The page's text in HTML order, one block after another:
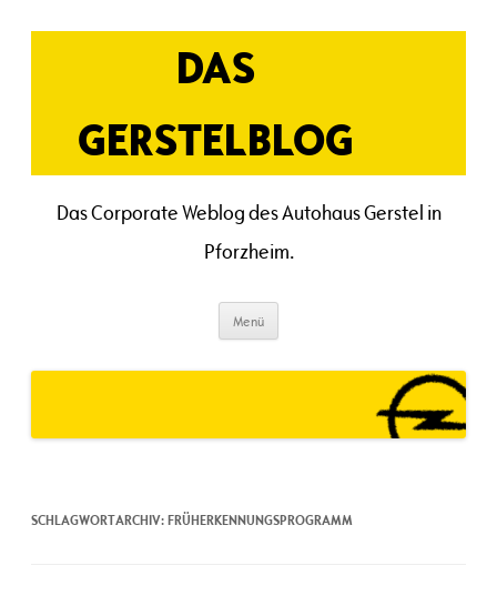
Inhalt
DAS
GERSTELBLOG
Das Corporate Weblog des Autohaus Gerstel in
Pforzheim.
Menü
SCHLAGWORTARCHIV:FRÜHERKENNUNGSPROGRAMM